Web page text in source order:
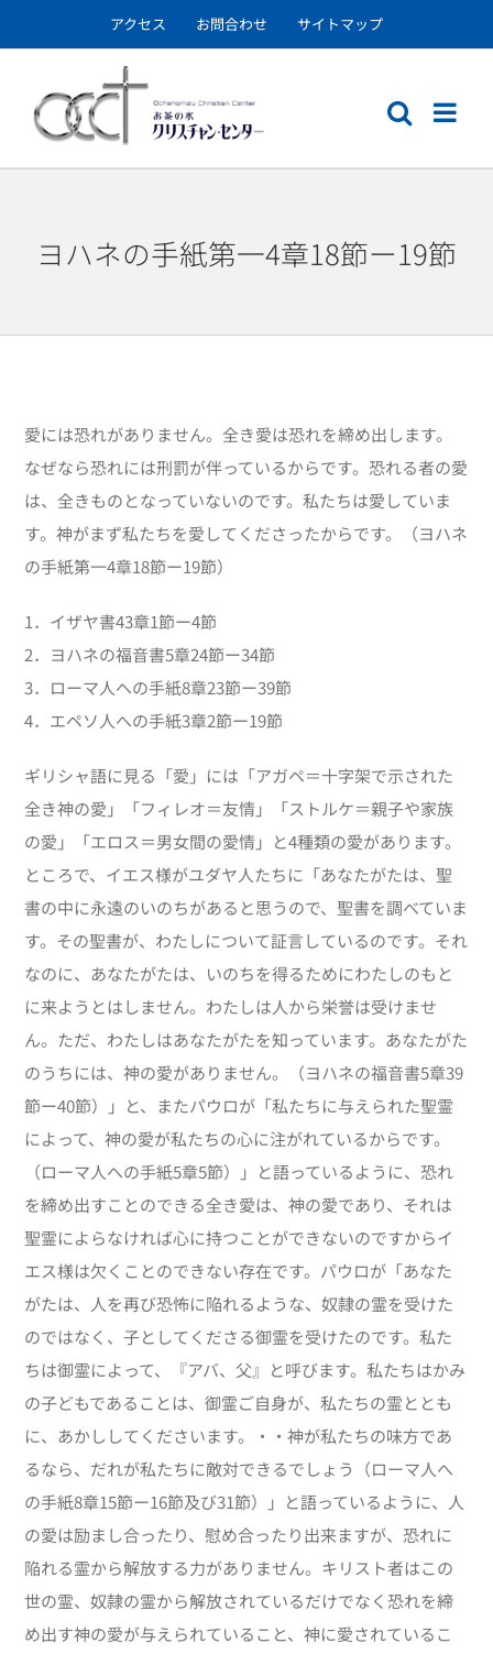
to
アクセス お問合わせ サイトマップ
ヨハネの手紙第一4章18節ー19節
愛には恐れがありません。全き愛は恐れを締め出します。
なぜなら恐れには刑罰が伴っているからです。恐れる者の愛
は、全きものとなっていないのです。私たちは愛していま
す。神がまず私たちを愛してくださったからです。（ヨハネ
の手紙第一4章18節ー19節）
1．イザヤ書43章1節ー4節
2．ヨハネの福音書5章24節ー34節
3．ローマ人への手紙8章23節ー39節
4．エペソ人への手紙3章2節ー19節
ギリシャ語に見る「愛」には「アガペ＝十字架で示された
全き神の愛」「フィレオ＝友情」「ストルケ＝親子や家族
の愛」「エロス＝男女間の愛情」と4種類の愛があります。
ところで、イエス様がユダヤ人たちに「あなたがたは、聖
書の中に永遠のいのちがあると思うので、聖書を調べていま
す。その聖書が、わたしについて証言しているのです。それ
なのに、あなたがたは、いのちを得るためにわたしのもと
に来ようとはしません。わたしは人から栄誉は受けませ
ん。ただ、わたしはあなたがたを知っています。あなたがた
のうちには、神の愛がありません。（ヨハネの福音書5章39
節ー40節）」と、またパウロが「私たちに与えられた聖霊
によって、神の愛が私たちの心に注がれているからです。
（ローマ人への手紙5章5節）」と語っているように、恐れ
を締め出すことのできる全き愛は、神の愛であり、それは
聖霊によらなければ心に持つことができないのですからイ
エス様は欠くことのできない存在です。パウロが「あなた
がたは、人を再び恐怖に陥れるような、奴隷の霊を受けた
のではなく、子としてくださる御霊を受けたのです。私た
ちは御霊によって、『アバ、父』と呼びます。私たちはかみ
の子どもであることは、御霊ご自身が、私たちの霊ととも
に、あかししてくださいます。・・神が私たちの味方であ
るなら、だれが私たちに敵対できるでしょう（ローマ人へ
の手紙8章15節ー16節及び31節）」と語っているように、人
の愛は励まし合ったり、慰め合ったり出来ますが、恐れに
陥れる霊から解放する力がありません。キリスト者はこの
世の霊、奴隷の霊から解放されているだけでなく恐れを締
め出す神の愛が与えられていること、神に愛されているこ